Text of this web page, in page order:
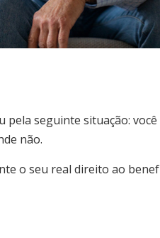
seguinte situação:
não.
o seu real direito ao